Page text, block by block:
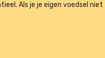
Als je je eigen voedsel niet